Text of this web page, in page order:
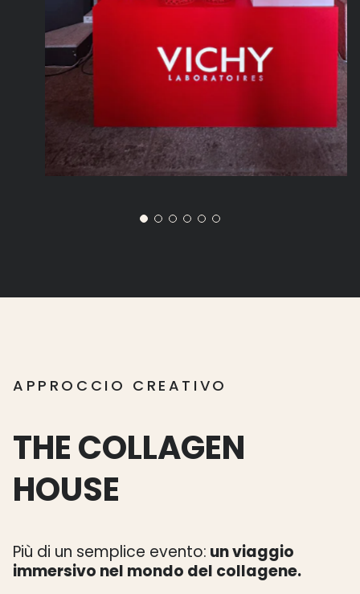
APPROCCIO CREATIVO
THECOLLAGEN
HOUSE
Più di un semplice evento: un viaggio
immersivo nel mondo del collagene.